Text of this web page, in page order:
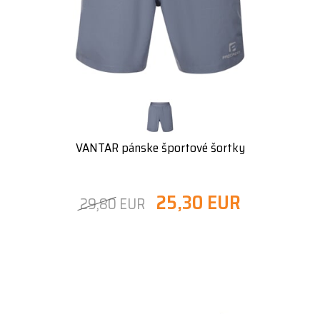
VANTAR pánske športové šortky
29,80 EUR 25,30 EUR